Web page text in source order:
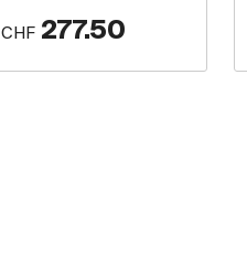
CHF 277.50